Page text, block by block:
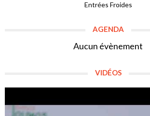
Entrées Froides
AGENDA
Aucun évènement
VIDÉOS